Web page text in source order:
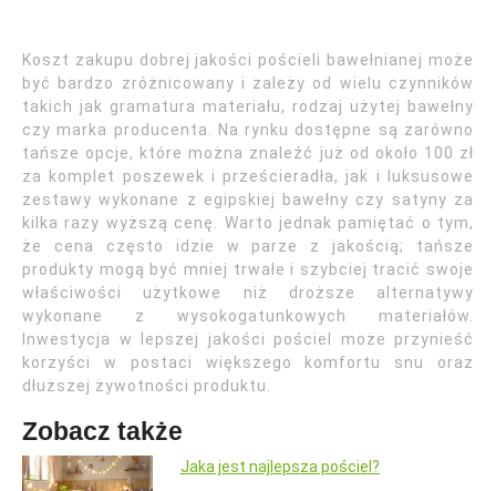
Koszt zakupu dobrej jakości pościeli bawełnianej może
być bardzo zróżnicowany i zależy od wielu czynników
takich jak gramatura materiału, rodzaj użytej bawełny
czy marka producenta. Na rynku dostępne są zarówno
tańsze opcje, które można znaleźć już od około 100 zł
za komplet poszewek i prześcieradła, jak i luksusowe
zestawy wykonane z egipskiej bawełny czy satyny za
kilka razy wyższą cenę. Warto jednak pamiętać o tym,
że cena często idzie w parze z jakością; tańsze
produkty mogą być mniej trwałe i szybciej tracić swoje
właściwości użytkowe niż droższe alternatywy
wykonane z wysokogatunkowych materiałów.
Inwestycja w lepszej jakości pościel może przynieść
korzyści w postaci większego komfortu snu oraz
dłuższej żywotności produktu.
Zobacz także
Jaka jest najlepsza pościel?